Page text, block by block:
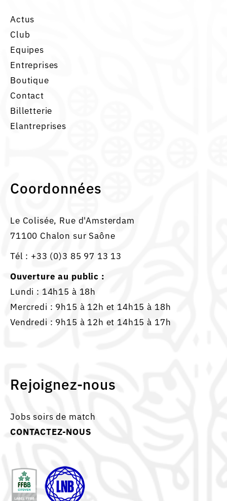
Actus
Club
Equipes
Entreprises
Boutique
Contact
Billetterie
Elantreprises
Coordonnées
Le Colisée, Rue d'Amsterdam
71100 Chalon sur Saône
Tél : +33 (0)3 85 97 13 13
Ouverture au public :
Lundi : 14h15 à 18h
Mercredi : 9h15 à 12h et 14h15 à 18h
Vendredi : 9h15 à 12h et 14h15 à 17h
Rejoignez-nous
Jobs soirs de match
CONTACTEZ-NOUS